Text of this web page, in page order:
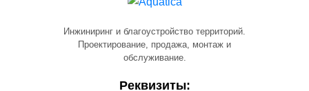
Инжиниринг и благоустройство территорий.
Проектирование, продажа, монтаж и
обслуживание.
Реквизиты: